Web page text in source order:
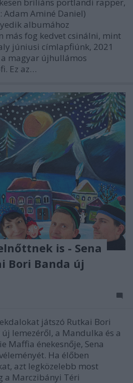
Adam Aminé Daniel)
albumához
más fog kedvet csinálni, mint
júniusi címlapfiúnk, 2021
magyar újhullámos
Ez az…
is - Sena
Bori Banda új
játszó Rutkai Bori
lemezéről, a Mandulka és a
Maffia énekesnője, Sena
Ha élőben
azt legközelebb most
a Marczibányi Téri